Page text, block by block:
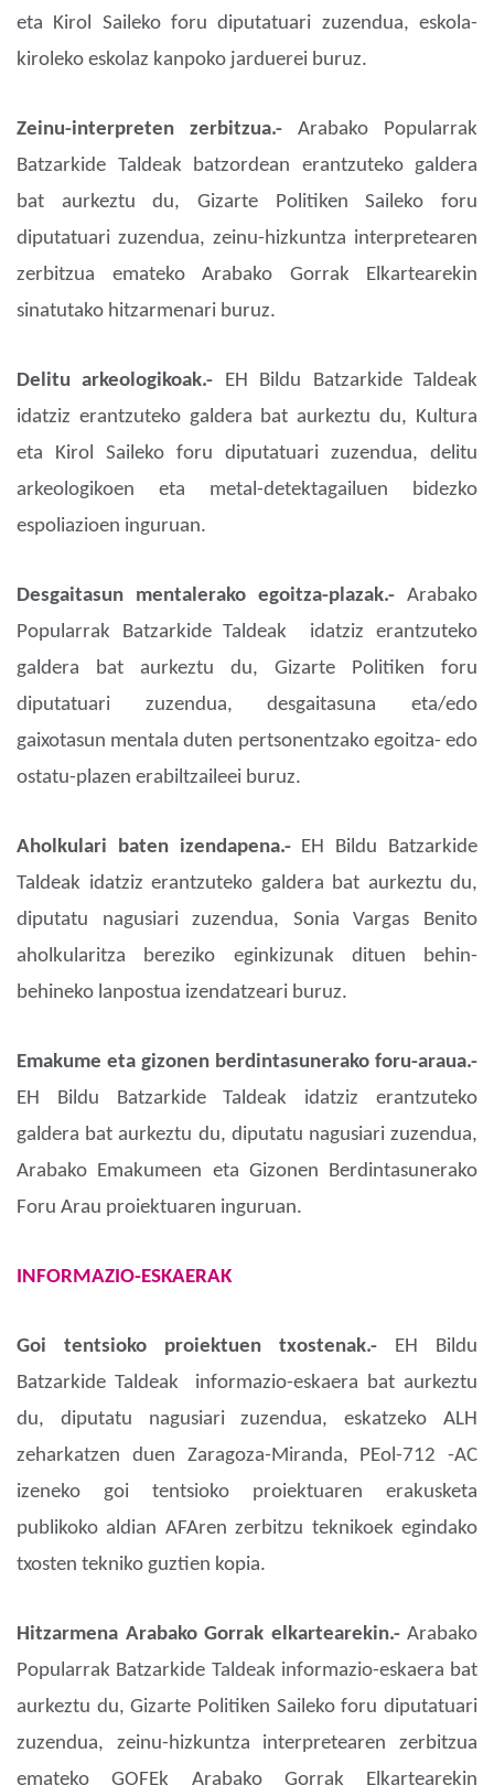
eta Kirol Saileko foru diputatuari zuzendua, eskola-
kiroleko eskolaz kanpoko jarduerei buruz.
Zeinu-interpreten zerbitzua.- Arabako Popularrak
Batzarkide Taldeak batzordean erantzuteko galdera
bat aurkeztu du, Gizarte Politiken Saileko foru
diputatuari zuzendua, zeinu-hizkuntza interpretearen
zerbitzua emateko Arabako Gorrak Elkartearekin
sinatutako hitzarmenari buruz.
Delitu arkeologikoak.- EH Bildu Batzarkide Taldeak
idatziz erantzuteko galdera bat aurkeztu du, Kultura
eta Kirol Saileko foru diputatuari zuzendua, delitu
arkeologikoen eta metal-detektagailuen bidezko
espoliazioen inguruan.
Desgaitasun mentalerako egoitza-plazak.- Arabako
Popularrak Batzarkide Taldeak idatziz erantzuteko
galdera bat aurkeztu du, Gizarte Politiken foru
diputatuari zuzendua, desgaitasuna eta/edo
gaixotasun mentala duten pertsonentzako egoitza- edo
ostatu-plazen erabiltzaileei buruz.
Aholkulari baten izendapena.- EH Bildu Batzarkide
Taldeak idatziz erantzuteko galdera bat aurkeztu du,
diputatu nagusiari zuzendua, Sonia Vargas Benito
aholkularitza bereziko eginkizunak dituen behin-
behineko lanpostua izendatzeari buruz.
Emakume eta gizonen berdintasunerako foru-araua.-
EH Bildu Batzarkide Taldeak idatziz erantzuteko
galdera bat aurkeztu du, diputatu nagusiari zuzendua,
Arabako Emakumeen eta Gizonen Berdintasunerako
Foru Arau proiektuaren inguruan.
INFORMAZIO-ESKAERAK
Goi tentsioko proiektuen txostenak.- EH Bildu
Batzarkide Taldeak informazio-eskaera bat aurkeztu
du, diputatu nagusiari zuzendua, eskatzeko ALH
zeharkatzen duen Zaragoza-Miranda, PEol-712 -AC
izeneko goi tentsioko proiektuaren erakusketa
publikoko aldian AFAren zerbitzu teknikoek egindako
txosten tekniko guztien kopia.
Hitzarmena Arabako Gorrak elkartearekin.- Arabako
Popularrak Batzarkide Taldeak informazio-eskaera bat
aurkeztu du, Gizarte Politiken Saileko foru diputatuari
zuzendua, zeinu-hizkuntza interpretearen zerbitzua
emateko GOFEk Arabako Gorrak Elkartearekin